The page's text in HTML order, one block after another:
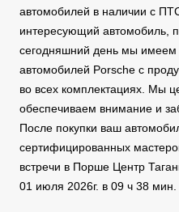
автомобилей в наличии с
интересующий автомобиль,
сегодняшний день мы
автомобилей Porsche с
во всех комплектациях. Мы
обеспечиваем внимание и
После покупки ваш
сертифицированных
встречи в Порше Центр
01 июля 2026г. в 09 ч 38 мин.